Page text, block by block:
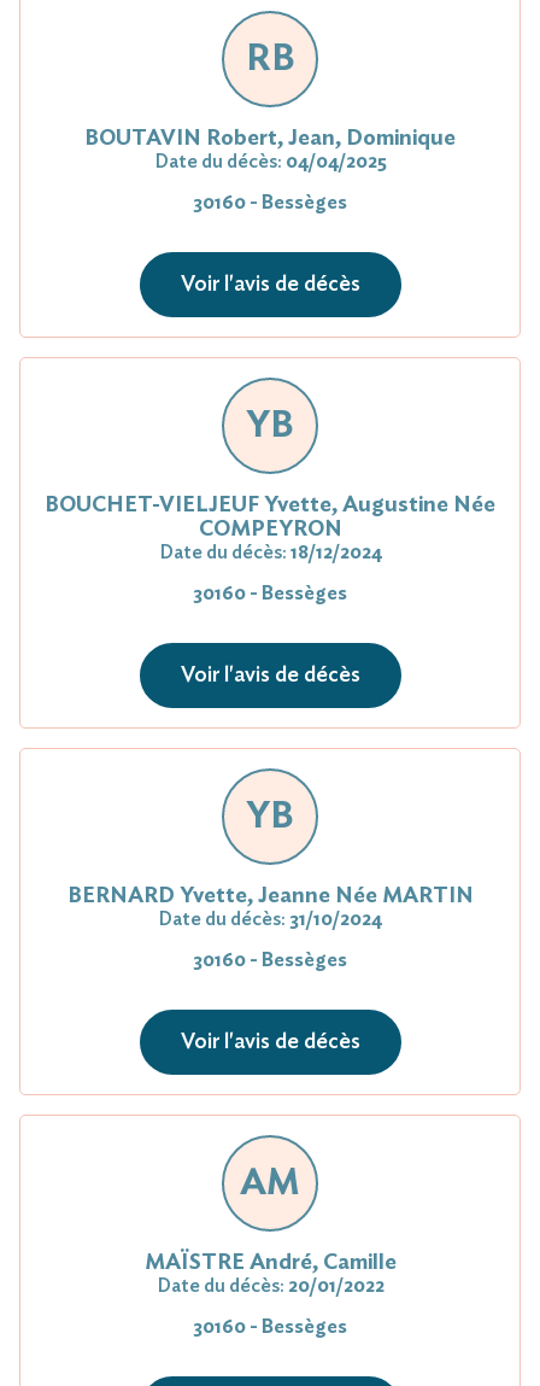
RB
BOUTAVIN Robert, Jean, Dominique
Date du décès: 04/04/2025
30160 - Bessèges
Voir l'avis de décès
YB
BOUCHET-VIELJEUF Yvette, Augustine Née
COMPEYRON
Date du décès: 18/12/2024
30160 - Bessèges
Voir l'avis de décès
YB
BERNARD Yvette, Jeanne Née MARTIN
Date du décès: 31/10/2024
30160 - Bessèges
Voir l'avis de décès
AM
MAÏSTRE André, Camille
Date du décès: 20/01/2022
30160 - Bessèges